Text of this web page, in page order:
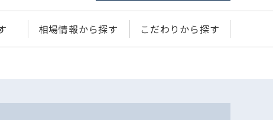
相場情報から探す こだわりから探す